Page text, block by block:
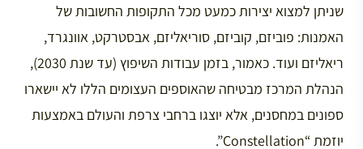
שניתן למצוא יצירות כמעט מכל התקופות החשובות של
האמנות: פוביזם, קוביזם, סוריאליזם, אבסטרקט, אוונגרד,
ריאליזם ועוד. כאמור, בזמן עבודות השיפוץ (עד שנת 2030),
הנהלת המרכז מבטיחה שהאוספים העצומים הללו לא יישארו
ספונים במחסנים, אלא יוצגו ברחבי צרפת והעולם באמצעות
יוזמת “Constellation”.